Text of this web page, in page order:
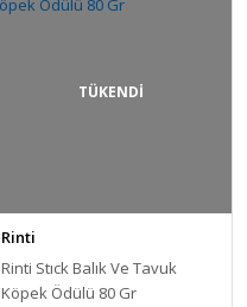
TÜKENDİ
Rinti
Rinti Stıck Balık Ve Tavuk
Köpek Ödülü 80 Gr